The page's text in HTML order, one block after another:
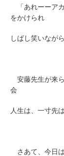
「あれーーア
をかけられ
しばし笑いなが
安藤先生が来
会
人生は、一寸
さあて、今日